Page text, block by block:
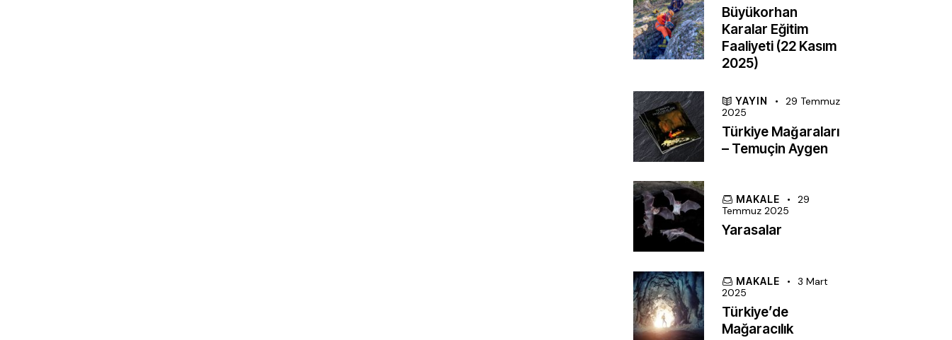
Büyükorhan
Karalar Eğitim
Faaliyeti (22 Kasım
2025)
YAYIN
29 Temmuz
2025
Türkiye Mağaraları
– Temuçin Aygen
MAKALE
29
Temmuz 2025
Yarasalar
MAKALE
3 Mart
2025
Türkiye’de
Mağaracılık